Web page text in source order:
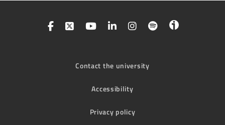
Contact the university
Accessibility
Privacy policy